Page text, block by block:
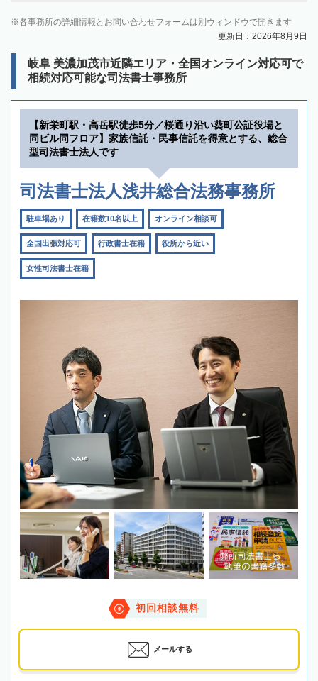
各事務所の詳細情報とお問い合わせフォームは別ウィンドウで開きます
更新日：2026年8月9日
岐阜 美濃加茂市近隣エリア・全国オンライン対応可で
相続対応可能な司法書士事務所
【新栄町駅・高岳駅徒歩5分／桜通り沿い葵町公証役場と
同ビル同フロア】家族信託・民事信託を得意とする、総合
型司法書士法人です
司法書士法人浅井総合法務事務所
駐車場あり 在籍数10名以上 オンライン相談可
全国出張対応可 行政書士在籍 役所から近い
女性司法書士在籍
初回相談無料
メールする